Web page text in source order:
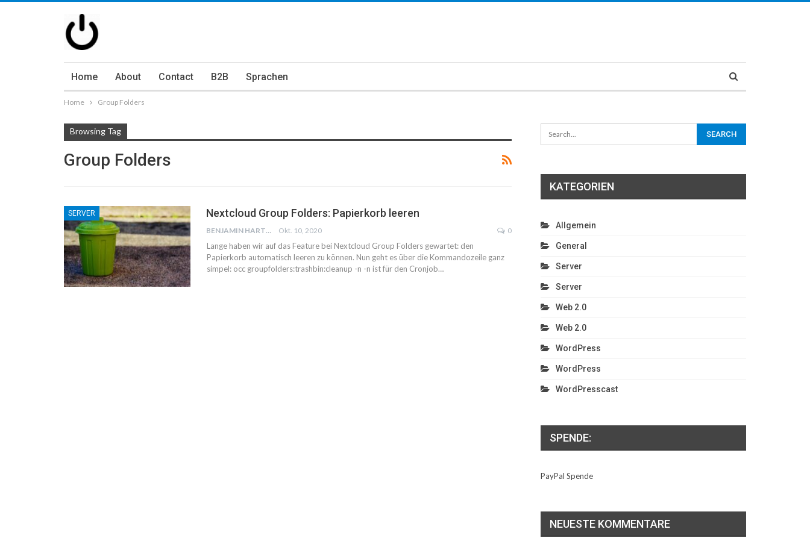
Home About Contact B2B Sprachen
Home Group Folders
Browsing Tag
Group Folders
SERVER Nextcloud Group Folders: Papierkorb leeren
BENJAMIN HARTWICH Okt. 10, 2020 0
Lange haben wir auf das Feature bei Nextcloud Group Folders gewartet: den
Papierkorb automatisch leeren zu können. Nun geht es über die Kommandozeile ganz
simpel: occ groupfolders:trashbin:cleanup -n -n ist für den Cronjob…
KATEGORIEN
Allgemein
General
Server
Server
Web 2.0
Web 2.0
WordPress
WordPress
WordPresscast
SPENDE:
PayPal Spende
NEUESTE KOMMENTARE